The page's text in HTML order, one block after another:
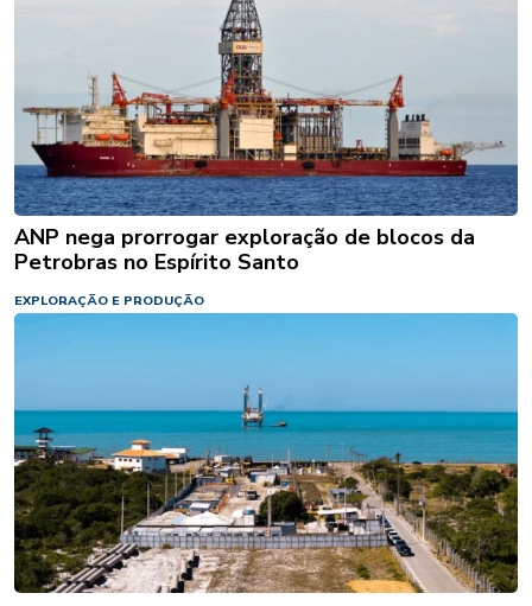
ANP nega prorrogar exploração de blocos da
Petrobras no Espírito Santo
EXPLORAÇÃO E PRODUÇÃO